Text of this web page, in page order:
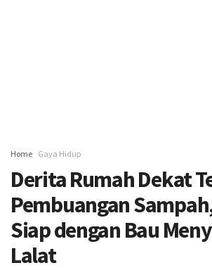
Home Gaya Hidup
Derita Rumah Dekat
Pembuangan
Siap dengan Bau
Lalat